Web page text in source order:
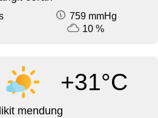
759 mmHg
10 %
+31°C
mendung